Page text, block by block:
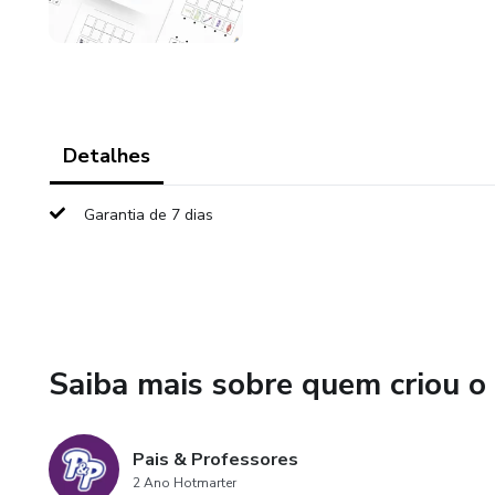
Detalhes
Garantia de 7 dias
Saiba mais sobre quem criou
Pais & Professores
2 Ano Hotmarter